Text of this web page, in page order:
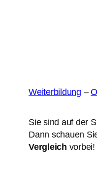
Weiterbildung –
Sie sind auf der
Dann schauen
Vergleich vorbei!